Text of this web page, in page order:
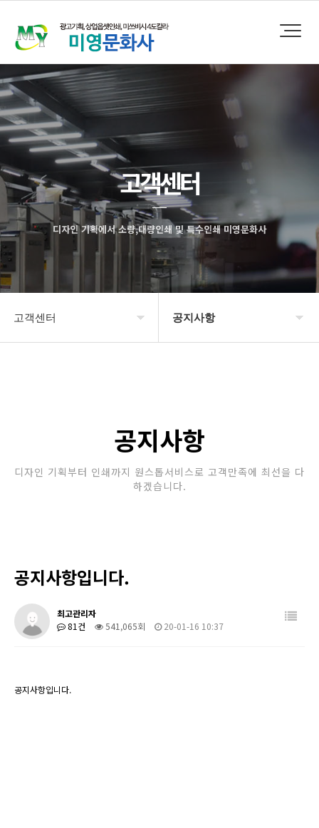
고객센터
디자인 기획에서 소량,대량인쇄 및 특수인쇄 미영문화사
고객센터 공지사항
공지사항
디자인 기획부터 인쇄까지 원스톱서비스로 고객만족에 최선을 다
하겠습니다.
공지사항입니다.
최고관리자
81건
541,065회 20-01-16 10:37
공지사항입니다.